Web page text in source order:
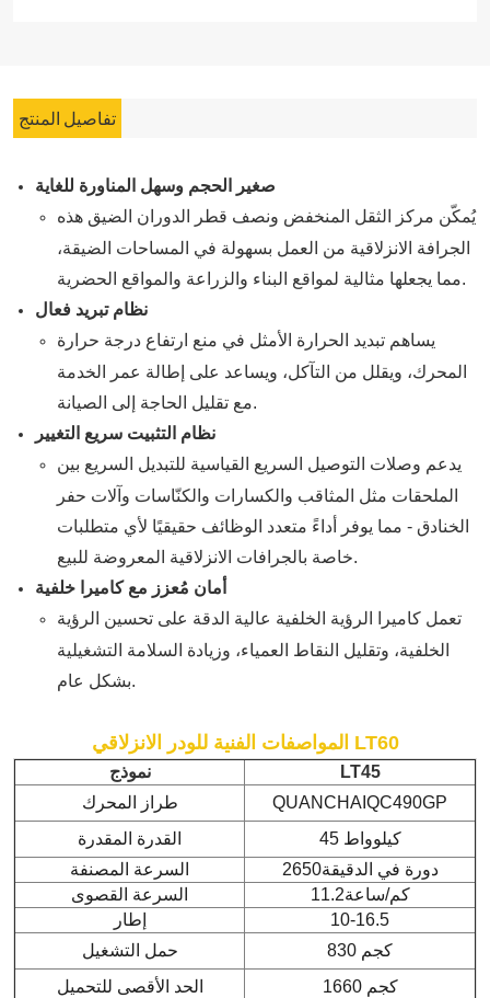
تفاصيل المنتج
صغير الحجم وسهل المناورة للغاية
يُمكّن مركز الثقل المنخفض ونصف قطر الدوران الضيق هذه
الجرافة الانزلاقية من العمل بسهولة في المساحات الضيقة،
مما يجعلها مثالية لمواقع البناء والزراعة والمواقع الحضرية.
نظام تبريد فعال
يساهم تبديد الحرارة الأمثل في منع ارتفاع درجة حرارة
المحرك، ويقلل من التآكل، ويساعد على إطالة عمر الخدمة
مع تقليل الحاجة إلى الصيانة.
نظام التثبيت سريع التغيير
يدعم وصلات التوصيل السريع القياسية للتبديل السريع بين
الملحقات مثل المثاقب والكسارات والكنّاسات وآلات حفر
الخنادق - مما يوفر أداءً متعدد الوظائف حقيقيًا لأي متطلبات
خاصة بالجرافات الانزلاقية المعروضة للبيع.
أمان مُعزز مع كاميرا خلفية
تعمل كاميرا الرؤية الخلفية عالية الدقة على تحسين الرؤية
الخلفية، وتقليل النقاط العمياء، وزيادة السلامة التشغيلية
بشكل عام.
المواصفات الفنية للودر الانزلاقي LT60
نموذج
LT45
طراز المحرك
QUANCHAIQC490GP
القدرة المقدرة
45 كيلوواط
السرعة المصنفة
2650دورة في الدقيقة
السرعة القصوى
11.2كم/ساعة
إطار
10-16.5
حمل التشغيل
830 كجم
الحد الأقصى للتحميل
1660 كجم